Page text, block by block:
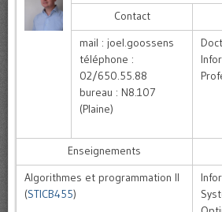
Contact
mail : joel.goossens
téléphone :
02/650.55.88
bureau : N8.107
(Plaine)
Enseignements
Algorithmes et programmation II
(STICB455)